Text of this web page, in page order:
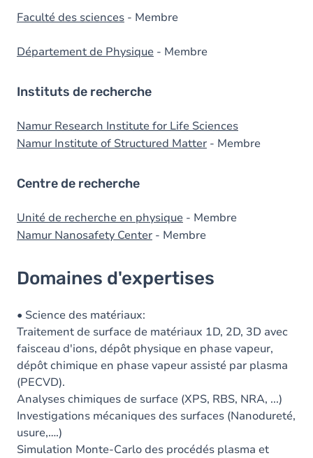
Faculté des sciences - Membre
Département de Physique - Membre
Instituts de recherche
Namur Research Institute for Life Sciences
Namur Institute of Structured Matter - Membre
Centre de recherche
Unité de recherche en physique - Membre
Namur Nanosafety Center - Membre
Domaines d'expertises
• Science des matériaux:
Traitement de surface de matériaux 1D, 2D, 3D avec
faisceau d'ions, dépôt physique en phase vapeur,
dépôt chimique en phase vapeur assisté par plasma
(PECVD).
Analyses chimiques de surface (XPS, RBS, NRA, ...)
Investigations mécaniques des surfaces (Nanodureté,
usure,….)
Simulation Monte-Carlo des procédés plasma et